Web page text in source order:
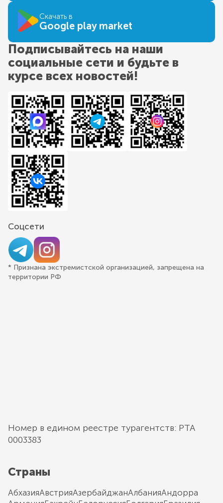
Скачать в
Google play market
Подписывайтесь на наши
социальные сети и будьте в
курсе всех новостей!
Соцсети
* Признана экстремистской организацией, запрещена на
территории РФ
Номер в едином реестре турагентств: РТА
0003383
Страны
АбхазияАвстрияАзербайджанАлбанияАндорра